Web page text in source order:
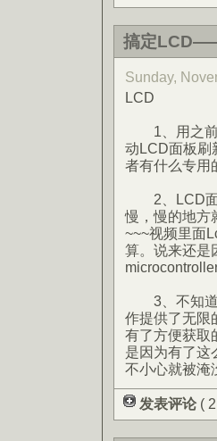
搞定
Sunday,
LCD
1、用之前
动LCD面板刷
者有什么专用
2、LCD面
慢，慢的地方
~~~视频里面
算。说来还是
3、不知道
作提供了无限
有了方便获取
是因为有了这
不小心就被
发表评论 (